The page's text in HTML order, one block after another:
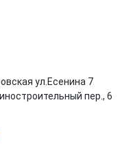
ул.Есенина 7
пер., 6